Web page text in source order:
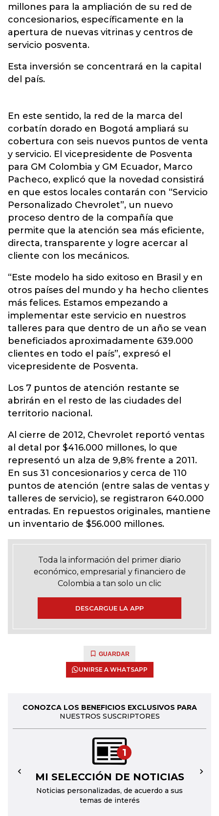
millones para la ampliación de su red de
concesionarios, específicamente en la
apertura de nuevas vitrinas y centros de
servicio posventa.
Esta inversión se concentrará en la capital
del país.
En este sentido, la red de la marca del
corbatín dorado en Bogotá ampliará su
cobertura con seis nuevos puntos de venta
y servicio. El vicepresidente de Posventa
para GM Colombia y GM Ecuador, Marco
Pacheco, explicó que la novedad consistirá
en que estos locales contarán con “Servicio
Personalizado Chevrolet”, un nuevo
proceso dentro de la compañía que
permite que la atención sea más eficiente,
directa, transparente y logre acercar al
cliente con los mecánicos.
“Este modelo ha sido exitoso en Brasil y en
otros países del mundo y ha hecho clientes
más felices. Estamos empezando a
implementar este servicio en nuestros
talleres para que dentro de un año se vean
beneficiados aproximadamente 639.000
clientes en todo el país”, expresó el
vicepresidente de Posventa.
Los 7 puntos de atención restante se
abrirán en el resto de las ciudades del
territorio nacional.
Al cierre de 2012, Chevrolet reportó ventas
al detal por $416.000 millones, lo que
representó un alza de 9,8% frente a 2011.
En sus 31 concesionarios y cerca de 110
puntos de atención (entre salas de ventas y
talleres de servicio), se registraron 640.000
entradas. En repuestos originales, mantiene
un inventario de $56.000 millones.
Toda la información del primer diario
económico, empresarial y financiero de
Colombia a tan solo un clic
DESCARGUE LA APP
GUARDAR
UNIRSE A WHATSAPP
CONOZCA LOS BENEFICIOS EXCLUSIVOS PARA
NUESTROS SUSCRIPTORES
1
MI SELECCIÓN DE NOTICIAS
Noticias personalizadas, de acuerdo a sus
temas de interés
← →